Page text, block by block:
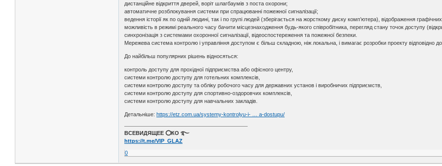
дистанційне відкриття дверей, воріт шлагбаумів з поста охорони;
автоматичне розблокування системи при спрацюванні пожежної сигналізації;
ведення історії як по одній людині, так і по групі людей (зберігається на жорсткому диску комп’ютера), відображення
можливість в режимі реального часу бачити місцезнаходження будь-якого співробітника, перегляд стану точок доступу
синхронізація з системами охоронної сигналізації, відеоспостереження та пожежної безпеки.
Мережева система контролю і управління доступом є більш складною, ніж локальна, і вимагає розробки проекту відповідно
До найбільш популярних рішень відносяться:
контроль доступу для прохідної підприємства або офісного центру,
системи контролю доступу для готельних комплексів,
системи контролю доступу та обліку робочого часу для державних установ і виробничих підприємств,
системи контролю доступу для спортивно-оздоровчих комплексів,
системи контролю доступу для навчальних закладів.
Детальніше: https://etz.com.ua/systemy-kontrolyu-i- … a-dostupu/
ВСЕВИДЯЩЕЕ ⭕️КО ࿐
https://t.me/VIP_GLAZ
0